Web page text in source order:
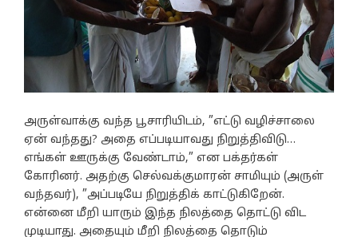
அருள்வாக்கு வந்த பூசாரியிடம், ”எட்டு வழிச்சாலை
ஏன் வந்தது? அதை எப்படியாவது நிறுத்திவிடு…
எங்கள் ஊருக்கு வேண்டாம்,” என பக்தர்கள்
கோரினர். அதற்கு செல்வக்குமாரன் சாமியும் (அருள்
வந்தவர்), ”அப்படியே நிறுத்திக் காட்டுகிறேன்.
என்னை மீறி யாரும் இந்த நிலத்தை தொட்டு விட
முடியாது. அதையும் மீறி நிலத்தை தொடும்